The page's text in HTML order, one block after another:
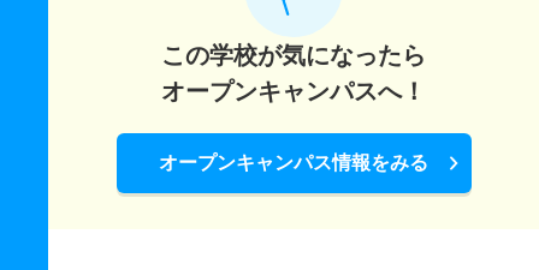
この学校が気になったら
オープンキャンパスへ！
オープンキャンパス情報をみる